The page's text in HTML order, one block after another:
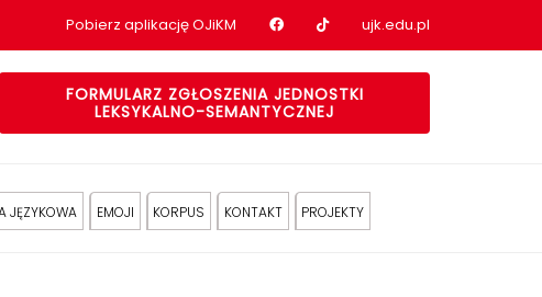
Pobierz aplikację OJiKM Nasz profil na Facebook
Nasz profil na tiktok
ujk.edu.pl
FORMULARZ ZGŁOSZENIA JEDNOSTKI
LEKSYKALNO-SEMANTYCZNEJ
JĘZYKOWA EMOJI KORPUS KONTAKT PROJEKTY